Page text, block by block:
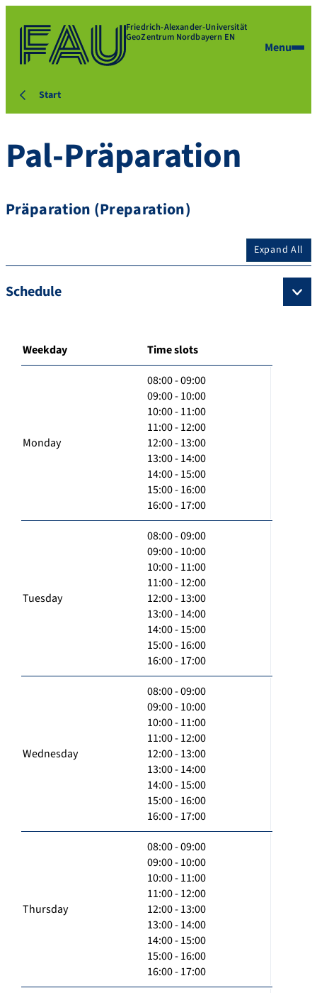
Friedrich-Alexander-Universität
GeoZentrum Nordbayern EN
Menu
Start
Pal-Präparation
Präparation (Preparation)
Expand All
Schedule
Weekday Time slots
Monday
08:00 - 09:00
09:00 - 10:00
10:00 - 11:00
11:00 - 12:00
12:00 - 13:00
13:00 - 14:00
14:00 - 15:00
15:00 - 16:00
16:00 - 17:00
Tuesday
08:00 - 09:00
09:00 - 10:00
10:00 - 11:00
11:00 - 12:00
12:00 - 13:00
13:00 - 14:00
14:00 - 15:00
15:00 - 16:00
16:00 - 17:00
Wednesday
08:00 - 09:00
09:00 - 10:00
10:00 - 11:00
11:00 - 12:00
12:00 - 13:00
13:00 - 14:00
14:00 - 15:00
15:00 - 16:00
16:00 - 17:00
Thursday
08:00 - 09:00
09:00 - 10:00
10:00 - 11:00
11:00 - 12:00
12:00 - 13:00
13:00 - 14:00
14:00 - 15:00
15:00 - 16:00
16:00 - 17:00